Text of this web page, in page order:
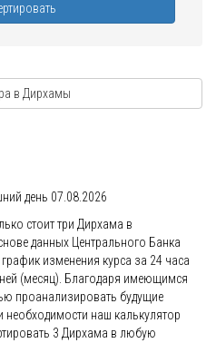
в Дирхамы
день 07.08.2026
стоит три Дирхама в
данных Центрального Банка
изменения курса за 24 часа
(месяц). Благодаря имеющимся
проанализировать будущие
наш калькулятор
3 Дирхама в любую